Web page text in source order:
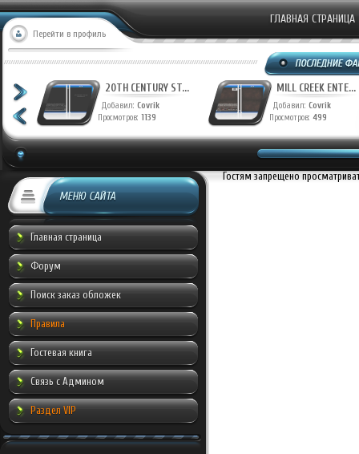
Перейти в профиль
ГЛАВНАЯ СТРАНИЦА
20TH CENTURY ST...
Добавил: Covrik
Просмотров: 1139
MILL CREEK ENTE...
Добавил: Covrik
Просмотров: 499
МЕНЮ САЙТА
Главная страница
Форум
Поиск заказ обложек
Правила
Гостевая книга
Связь с Админом
Раздел VIP
Гостям запрещено